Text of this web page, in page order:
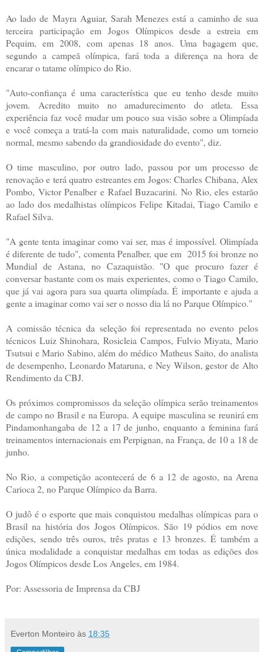
Ao lado de Mayra Aguiar, Sarah Menezes está a caminho de sua
terceira participação em Jogos Olímpicos desde a estreia em
Pequim, em 2008, com apenas 18 anos. Uma bagagem que,
segundo a campeã olímpica, fará toda a diferença na hora de
encarar o tatame olímpico do Rio.
"Auto-confiança é uma característica que eu tenho desde muito
jovem. Acredito muito no amadurecimento do atleta. Essa
experiência faz você mudar um pouco sua visão sobre a Olimpíada
e você começa a tratá-la com mais naturalidade, como um torneio
normal, mesmo sabendo da grandiosidade do evento", diz.
O time masculino, por outro lado, passou por um processo de
renovação e terá quatro estreantes em Jogos: Charles Chibana, Alex
Pombo, Victor Penalber e Rafael Buzacarini. No Rio, eles estarão
ao lado dos medalhistas olímpicos Felipe Kitadai, Tiago Camilo e
Rafael Silva.
"A gente tenta imaginar como vai ser, mas é impossível. Olimpíada
é diferente de tudo", comenta Penalber, que em 2015 foi bronze no
Mundial de Astana, no Cazaquistão. "O que procuro fazer é
conversar bastante com os mais experientes, como o Tiago Camilo,
que já vai agora para sua quarta olimpíada. É importante e ajuda a
gente a imaginar como vai ser o nosso dia lá no Parque Olímpico."
A comissão técnica da seleção foi representada no evento pelos
técnicos Luiz Shinohara, Rosicleia Campos, Fulvio Miyata, Mario
Tsutsui e Mario Sabino, além do médico Matheus Saito, do analista
de desempenho, Leonardo Mataruna, e Ney Wilson, gestor de Alto
Rendimento da CBJ.
Os próximos compromissos da seleção olímpica serão treinamentos
de campo no Brasil e na Europa. A equipe masculina se reunirá em
Pindamonhangaba de 12 a 17 de junho, enquanto a feminina fará
treinamentos internacionais em Perpignan, na França, de 10 a 18 de
junho.
No Rio, a competição acontecerá de 6 a 12 de agosto, na Arena
Carioca 2, no Parque Olímpico da Barra.
O judô é o esporte que mais conquistou medalhas olímpicas para o
Brasil na história dos Jogos Olímpicos. São 19 pódios em nove
edições, sendo três ouros, três pratas e 13 bronzes. É também a
única modalidade a conquistar medalhas em todas as edições dos
Jogos Olímpicos desde Los Angeles, em 1984.
Por: Assessoria de Imprensa da CBJ
Everton Monteiro às 18:35